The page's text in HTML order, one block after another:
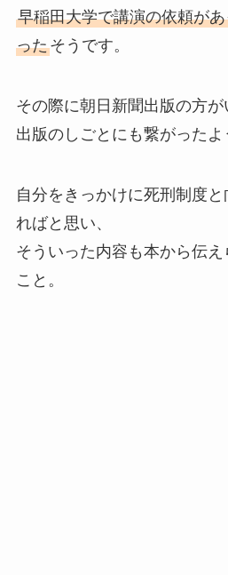
早稲田大学で講演の依頼が
ったそうです。
その際に朝日新聞出版の方
出版のしごとにも繋がったよ
自分をきっかけに死刑制度
ればと思い、
そういった内容も本から伝
こと。